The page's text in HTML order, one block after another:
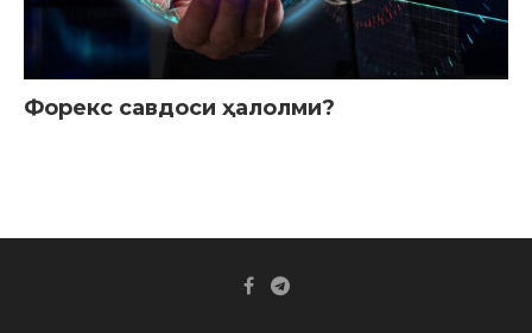
Форекс савдоси ҳалолми?